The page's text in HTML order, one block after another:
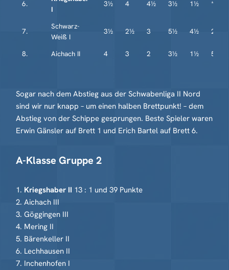
6.
I
3½ 4 4½ 3½ 1½ **
7.
Schwarz-
Weiß I
3½ 2½ 3 5½ 4½ 2
8. Aichach II 4 3 2 3½ 1½ 5½
Sogar nach dem Abstieg aus der Schwabenliga II Nord
sind wir nur knapp – um einen halben Brettpunkt! – dem
Abstieg von der Schippe gesprungen. Beste Spieler waren
Erwin Gänsler auf Brett 1 und Erich Bartel auf Brett 6.
A-Klasse Gruppe 2
1. Kriegshaber II 13 : 1 und 39 Punkte
2. Aichach III
3. Göggingen III
4. Mering II
5. Bärenkeller II
6. Lechhausen II
7. Inchenhofen I